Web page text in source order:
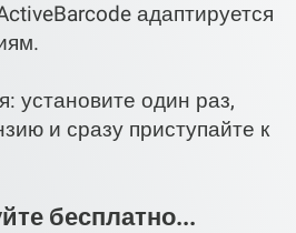
адаптируется
установите один раз,
и сразу приступайте к
бесплатно...